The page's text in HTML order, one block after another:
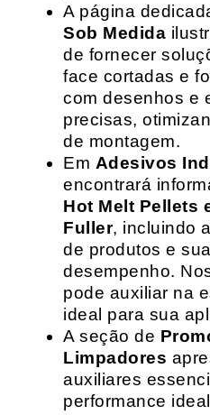
A página
Sob Medida
de fornecer
face cortadas e
com desenhos e
precisas,
de montagem.
Em Adesivos
encontrará
Hot Melt Pellets
Fuller, incluindo
de produtos e
desempenho.
pode auxiliar na
ideal para sua
A seção de
Limpadores
auxiliares
performance